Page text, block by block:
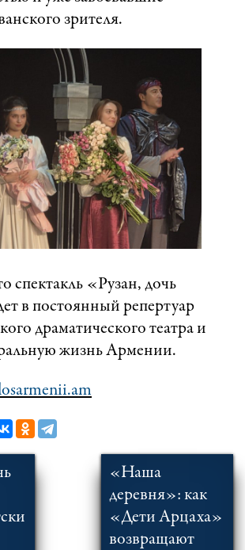
зрителя.
спектакль «Рузан, дочь
в постоянный репертуар
драматического театра и
жизнь Армении.
«Наша
деревня»: как
«Дети Арцаха»
возвращают